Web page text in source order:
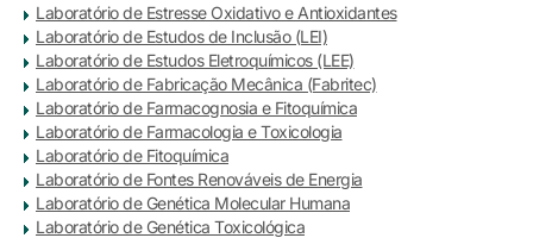
Laboratório de Estresse Oxidativo e Antioxidantes
Laboratório de Estudos de Inclusão (LEI)
Laboratório de Estudos Eletroquímicos (LEE)
Laboratório de Fabricação Mecânica (Fabritec)
Laboratório de Farmacognosia e Fitoquímica
Laboratório de Farmacologia e Toxicologia
Laboratório de Fitoquímica
Laboratório de Fontes Renováveis de Energia
Laboratório de Genética Molecular Humana
Laboratório de Genética Toxicológica